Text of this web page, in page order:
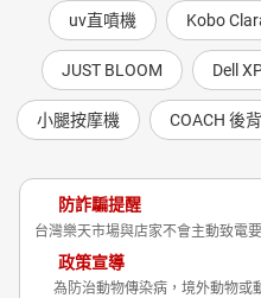
uv直噴機 Kobo
JUST BLOOM Dell
小腿按摩機 COACH 後
防詐騙提醒
台灣樂天市場與店家不會主動致電
政策宣導
為防治動物傳染病，境外動物或